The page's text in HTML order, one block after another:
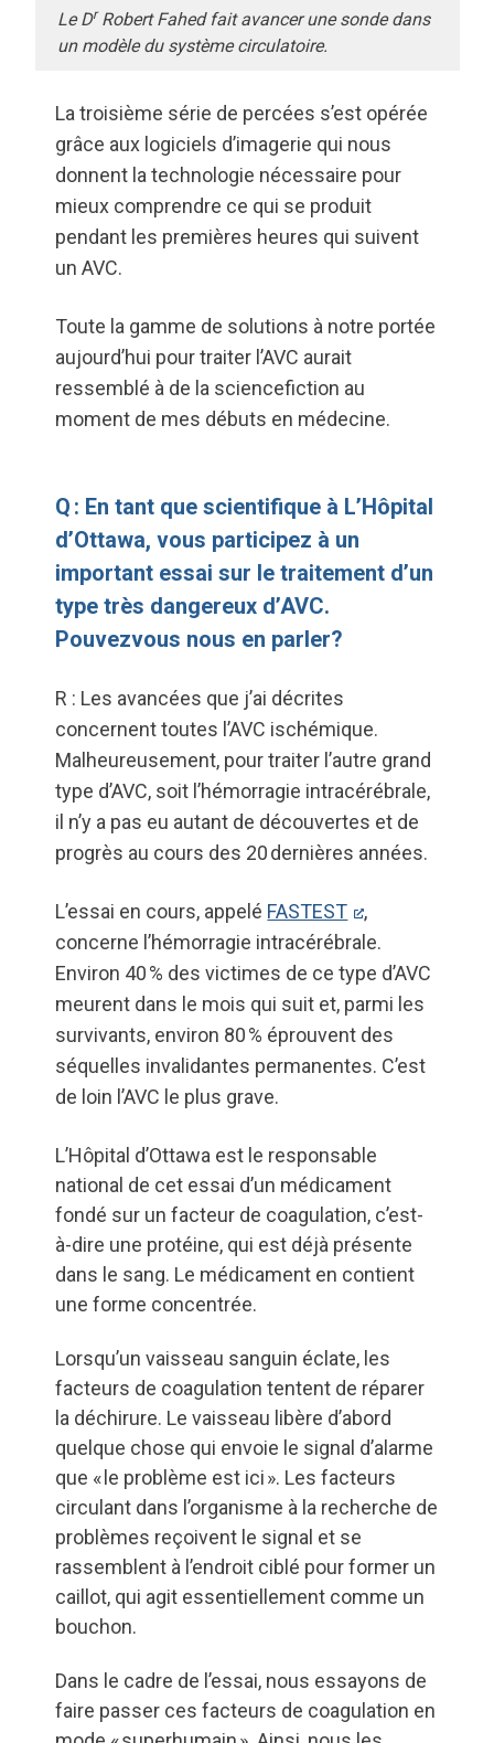
Le DrRobert Fahed fait avancer une sonde dans
un modèle du système circulatoire.
La troisième série de percées s’est opérée
grâce aux logiciels d’imagerie qui nous
donnent la technologie nécessaire pour
mieux comprendre ce qui se produit
pendant les premières heures qui suivent
un AVC.
Toute la gamme de solutions à notre portée
aujourd’hui pour traiter l’AVC aurait
ressemblé à de la sciencefiction au
moment de mes débuts en médecine.
Q : En tant que scientifique à L’Hôpital
d’Ottawa, vous participez à un
important essai sur le traitement d’un
type très dangereux d’AVC.
Pouvezvous nous en parler?
R : Les avancées que j’ai décrites
concernent toutes l’AVC ischémique.
Malheureusement, pour traiter l’autre grand
type d’AVC, soit l’hémorragie intracérébrale,
il n’y a pas eu autant de découvertes et de
progrès au cours des 20 dernières années.
L’essai en cours, appelé FASTEST
,
concerne l’hémorragie intracérébrale.
Environ 40 % des victimes de ce type d’AVC
meurent dans le mois qui suit et, parmi les
survivants, environ 80 % éprouvent des
séquelles invalidantes permanentes. C’est
de loin l’AVC le plus grave.
L’Hôpital d’Ottawa est le responsable
national de cet essai d’un médicament
fondé sur un facteur de coagulation, c’est-
à-dire une protéine, qui est déjà présente
dans le sang. Le médicament en contient
une forme concentrée.
Lorsqu’un vaisseau sanguin éclate, les
facteurs de coagulation tentent de réparer
la déchirure. Le vaisseau libère d’abord
quelque chose qui envoie le signal d’alarme
que « le problème est ici ». Les facteurs
circulant dans l’organisme à la recherche de
problèmes reçoivent le signal et se
rassemblent à l’endroit ciblé pour former un
caillot, qui agit essentiellement comme un
bouchon.
Dans le cadre de l’essai, nous essayons de
faire passer ces facteurs de coagulation en